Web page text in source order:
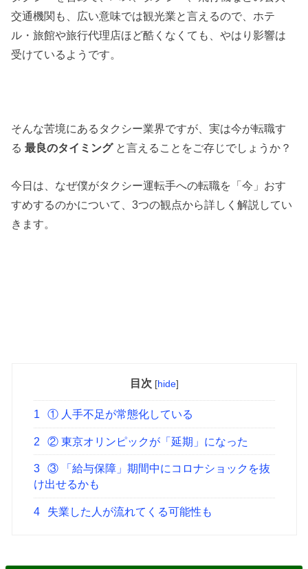
交通機関も、広い意味では観光業と言えるので、ホテ
ル・旅館や旅行代理店ほど酷くなくても、やはり影響は
受けているようです。
そんな苦境にあるタクシー業界ですが、実は今が転職す
る最良のタイミングと言えることをご存じでしょうか？
今日は、なぜ僕がタクシー運転手への転職を「今」おす
すめするのかについて、3つの観点から詳しく解説してい
きます。
目次 [hide]
1 ① 人手不足が常態化している
2 ② 東京オリンピックが「延期」になった
3
③ 「給与保障」期間中にコロナショックを抜
け出せるかも
4 失業した人が流れてくる可能性も